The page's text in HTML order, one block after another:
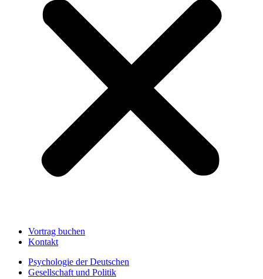
Vortrag buchen
Kontakt
Psychologie der Deutschen
Gesellschaft und Politik